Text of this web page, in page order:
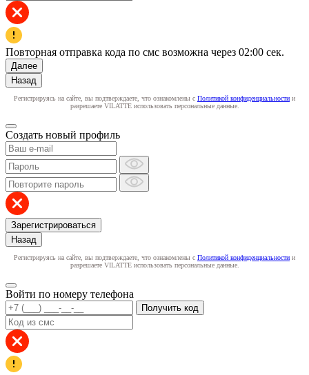
Повторная отправка кода по смс возможна через 02:00 сек.
Далее
Назад
Регистрируясь на сайте, вы подтверждаете, что ознакомлены с Политикой конфиденциальности и
разрешаете VILATTE использовать персональные данные.
Создать новый профиль
Зарегистрироваться
Назад
Регистрируясь на сайте, вы подтверждаете, что ознакомлены с Политикой конфиденциальности и
разрешаете VILATTE использовать персональные данные.
Войти по номеру телефона
Получить код